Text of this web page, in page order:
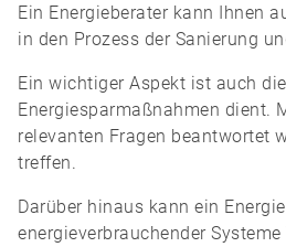
Ein Energieberater kann Ihnen
in den Prozess der Sanierung
Ein wichtiger Aspekt ist auch
Energiesparmaßnahmen dient.
relevanten Fragen beantwortet
treffen.
Darüber hinaus kann ein
energieverbrauchender